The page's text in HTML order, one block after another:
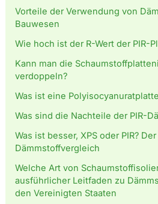
Vorteile der Verwendung von
Bauwesen
Wie hoch ist der R-Wert der PIR-
Kann man die
verdoppeln?
Was ist eine
Was sind die Nachteile der PIR-
Was ist besser, XPS oder PIR?
Dämmstoffvergleich
Welche Art von
ausführlicher Leitfaden zu
den Vereinigten Staaten